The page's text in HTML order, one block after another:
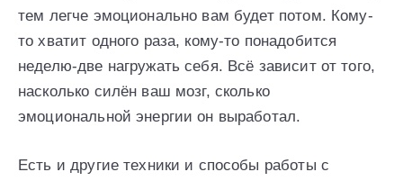
тем легче эмоционально вам будет потом. Кому-
то хватит одного раза, кому-то понадобится
неделю-две нагружать себя. Всё зависит от того,
насколько силён ваш мозг, сколько
эмоциональной энергии он выработал.
Есть и другие техники и способы работы с